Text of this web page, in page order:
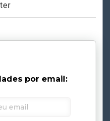
por email: